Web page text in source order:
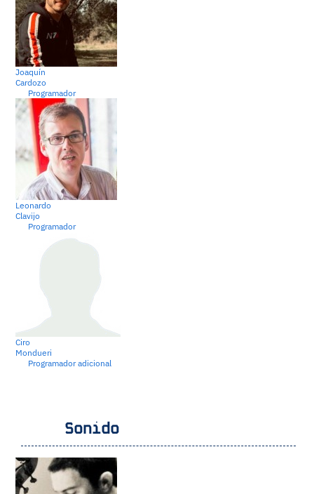
Joaquín
Cardozo
Programador
Leonardo
Clavijo
Programador
Ciro
Mondueri
Programador adicional
Sonido